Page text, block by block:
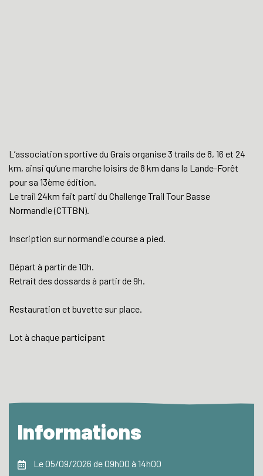
L’association sportive du Grais organise 3 trails de 8, 16 et 24
km, ainsi qu’une marche loisirs de 8 km dans la Lande-Forêt
pour sa 13ème édition.
Le trail 24km fait parti du Challenge Trail Tour Basse
Normandie (CTTBN).
Inscription sur normandie course a pied.
Départ à partir de 10h.
Retrait des dossards à partir de 9h.
Restauration et buvette sur place.
Lot à chaque participant
Informations
Le 05/09/2026 de 09h00 à 14h00